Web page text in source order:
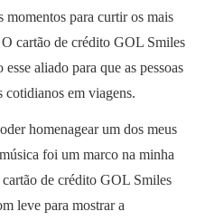
momentos para curtir os mais
cartão de crédito GOL Smiles
aliado para que as pessoas
cotidianos em viagens.
homenagear um dos meus
foi um marco na minha
de crédito GOL Smiles
leve para mostrar a